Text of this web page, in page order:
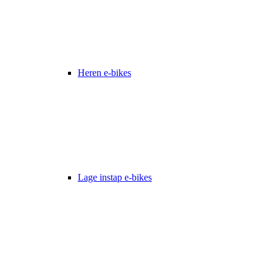
Heren e-bikes
Lage instap e-bikes